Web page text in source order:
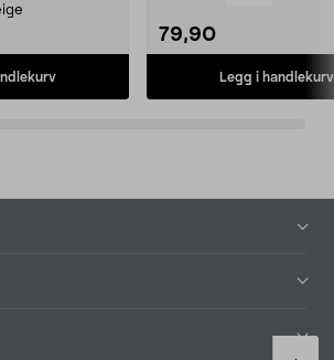
79,90
Legg i handlekurv